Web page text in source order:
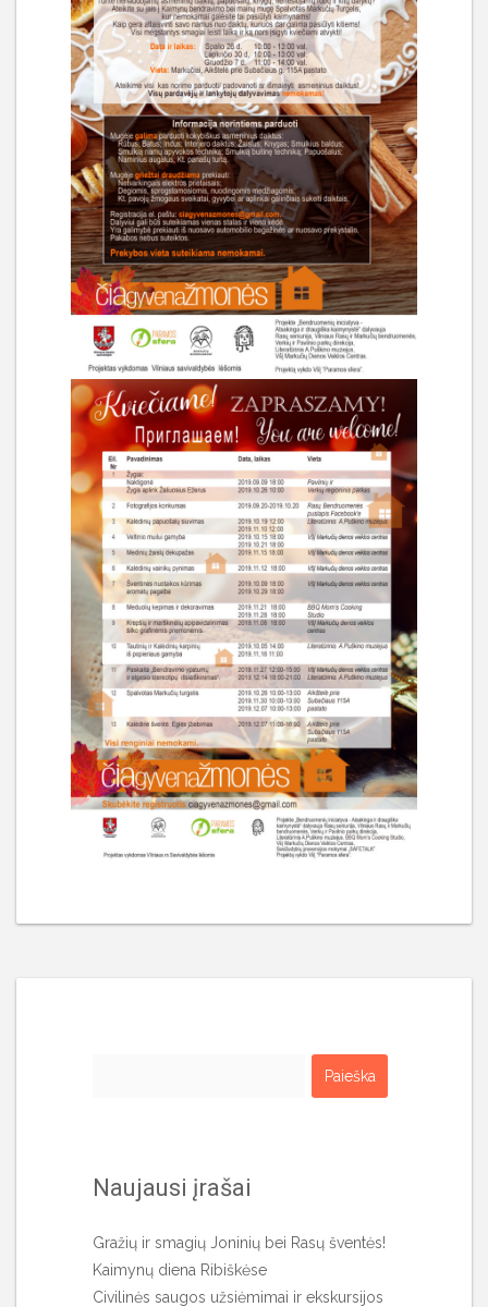
Naujausi įrašai
Gražių ir smagių Joninių bei Rasų šventės!
Kaimynų diena Ribiškėse
Civilinės saugos užsiėmimai ir ekskursijos